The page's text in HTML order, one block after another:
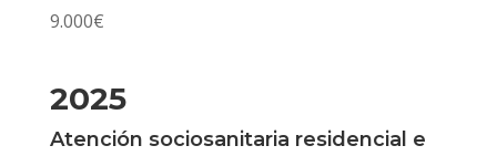
9.000€
2025
Atención sociosanitaria residencial e